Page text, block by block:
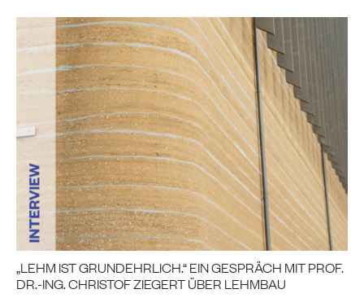
„LEHM IST GRUNDEHRLICH.“ EIN GESPRÄCH MIT PROF.
DR.-ING. CHRISTOF ZIEGERT ÜBER LEHMBAU